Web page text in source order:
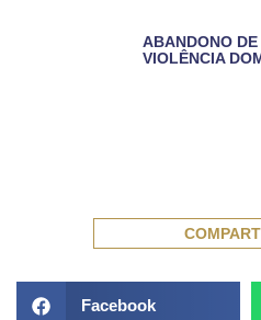
ABANDONO
VIOLÊNCIA
Facebook